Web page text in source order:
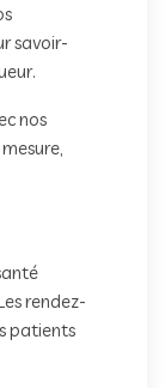
savoir-
nos
rendez-
patients